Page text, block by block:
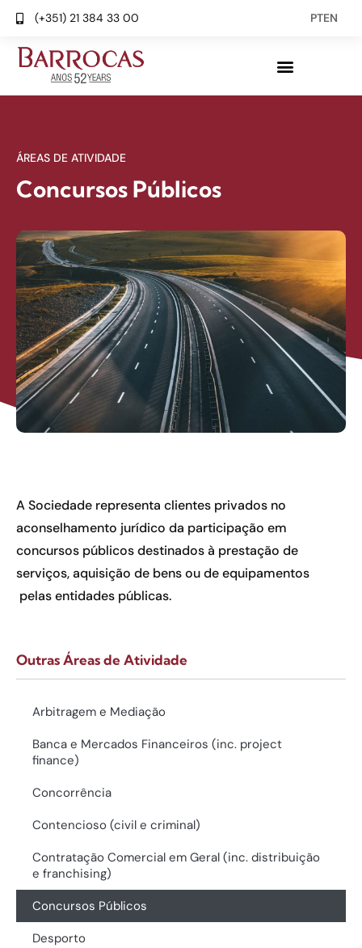
(+351) 21 384 33 00 PTEN
ÁREAS DE ATIVIDADE
Concursos Públicos
A Sociedade representa clientes privados no
aconselhamento jurídico da participação em
concursos públicos destinados à prestação de
serviços, aquisição de bens ou de equipamentos
pelas entidades públicas.
Outras Áreas de Atividade
Arbitragem e Mediação
Banca e Mercados Financeiros (inc. project
finance)
Concorrência
Contencioso (civil e criminal)
Contratação Comercial em Geral (inc. distribuição
e franchising)
Concursos Públicos
Desporto